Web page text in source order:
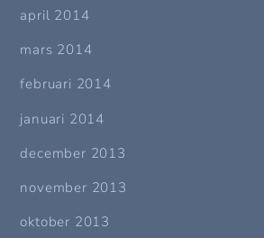
april 2014
mars 2014
februari 2014
januari 2014
december 2013
november 2013
oktober 2013